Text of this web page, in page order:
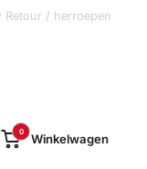
Retour / herroepen
0